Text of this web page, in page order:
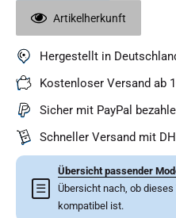
Artikelherkunft
Hergestellt in
Kostenloser Versand ab
Sicher mit PayPal
Schneller Versand mit
☰
Übersicht passender
Übersicht nach, ob
kompatibel ist.